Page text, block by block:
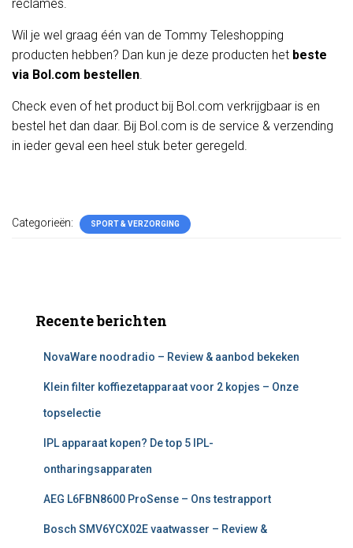
reclames.
Wil je wel graag één van de Tommy Teleshopping
producten hebben? Dan kun je deze producten het beste
via Bol.com bestellen.
Check even of het product bij Bol.com verkrijgbaar is en
bestel het dan daar. Bij Bol.com is de service & verzending
in ieder geval een heel stuk beter geregeld.
Categorieën: SPORT & VERZORGING
Recente berichten
NovaWare noodradio – Review & aanbod bekeken
Klein filter koffiezetapparaat voor 2 kopjes – Onze
topselectie
IPL apparaat kopen? De top 5 IPL-
ontharingsapparaten
AEG L6FBN8600 ProSense – Ons testrapport
Bosch SMV6YCX02E vaatwasser – Review &